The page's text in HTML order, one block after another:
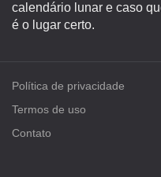
calendário lunar e caso
é o lugar certo.
Política de privacidade
Termos de uso
Contato